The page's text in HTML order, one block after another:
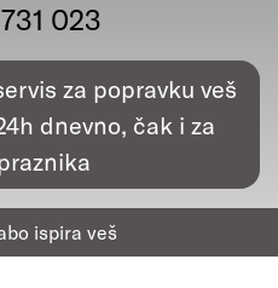
023
za popravku veš
dnevno, čak i za
ispira veš